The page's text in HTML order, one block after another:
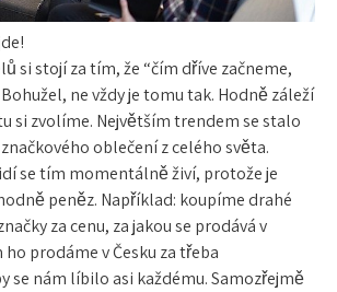
si stojí za tím, že “čím dříve začneme,
ne vždy je tomu tak. Hodně záleží
si zvolíme. Největším trendem se stalo
oblečení z celého světa.
se tím momentálně živí, protože je
peněz. Například: koupíme drahé
za cenu, za jakou se prodává v
prodáme v Česku za třeba
se nám líbilo asi každému. Samozřejmě